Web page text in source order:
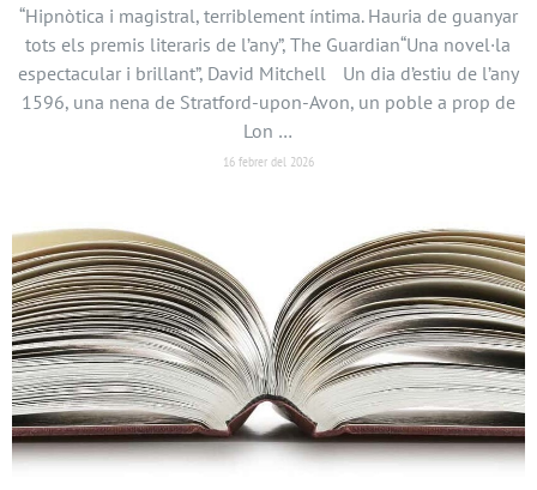
“Hipnòtica i magistral, terriblement íntima. Hauria de guanyar
tots els premis literaris de l’any”, The Guardian“Una novel·la
espectacular i brillant”, David Mitchell Un dia d’estiu de l’any
1596, una nena de Stratford-upon-Avon, un poble a prop de
Lon …
16 febrer del 2026